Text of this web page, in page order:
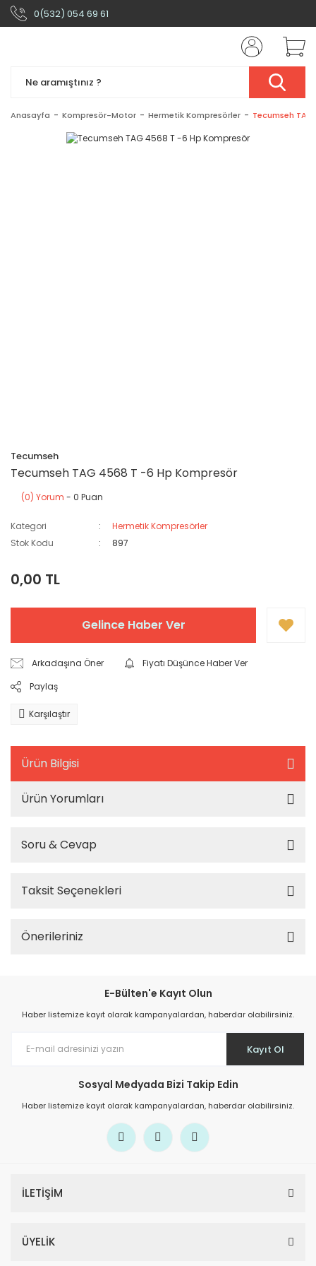
0(532) 054 69 61
Anasayfa Kompresör-Motor Hermetik Kompresörler Tecumseh
Tecumseh
Tecumseh TAG 4568 T -6 Hp Kompresör
(0) Yorum - 0 Puan
Kategori
Hermetik Kompresörler
Stok Kodu
897
0,00 TL
Gelince Haber Ver
Arkadaşına Öner
Fiyatı Düşünce Haber Ver
Paylaş
Karşılaştır
Ürün Bilgisi
Ürün Yorumları
Soru & Cevap
Taksit Seçenekleri
Önerileriniz
E-Bülten'e Kayıt Olun
Haber listemize kayıt olarak kampanyalardan, haberdar olabilirsiniz.
Kayıt Ol
Sosyal Medyada Bizi Takip Edin
Haber listemize kayıt olarak kampanyalardan, haberdar olabilirsiniz.
İLETİŞİM
ÜYELİK